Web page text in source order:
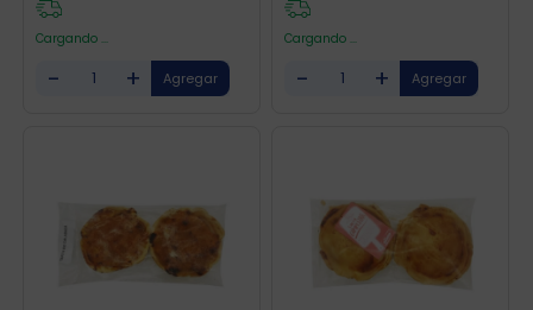
Cargando ...
- +
Cargando ...
- +